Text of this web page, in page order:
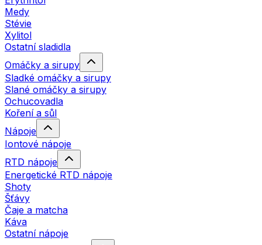
Medy
Stévie
Xylitol
Ostatní sladidla
Omáčky a sirupy
Sladké omáčky a sirupy
Slané omáčky a sirupy
Ochucovadla
Koření a sůl
Nápoje
Iontové nápoje
RTD nápoje
Energetické RTD nápoje
Shoty
Šťávy
Čaje a matcha
Káva
Ostatní nápoje